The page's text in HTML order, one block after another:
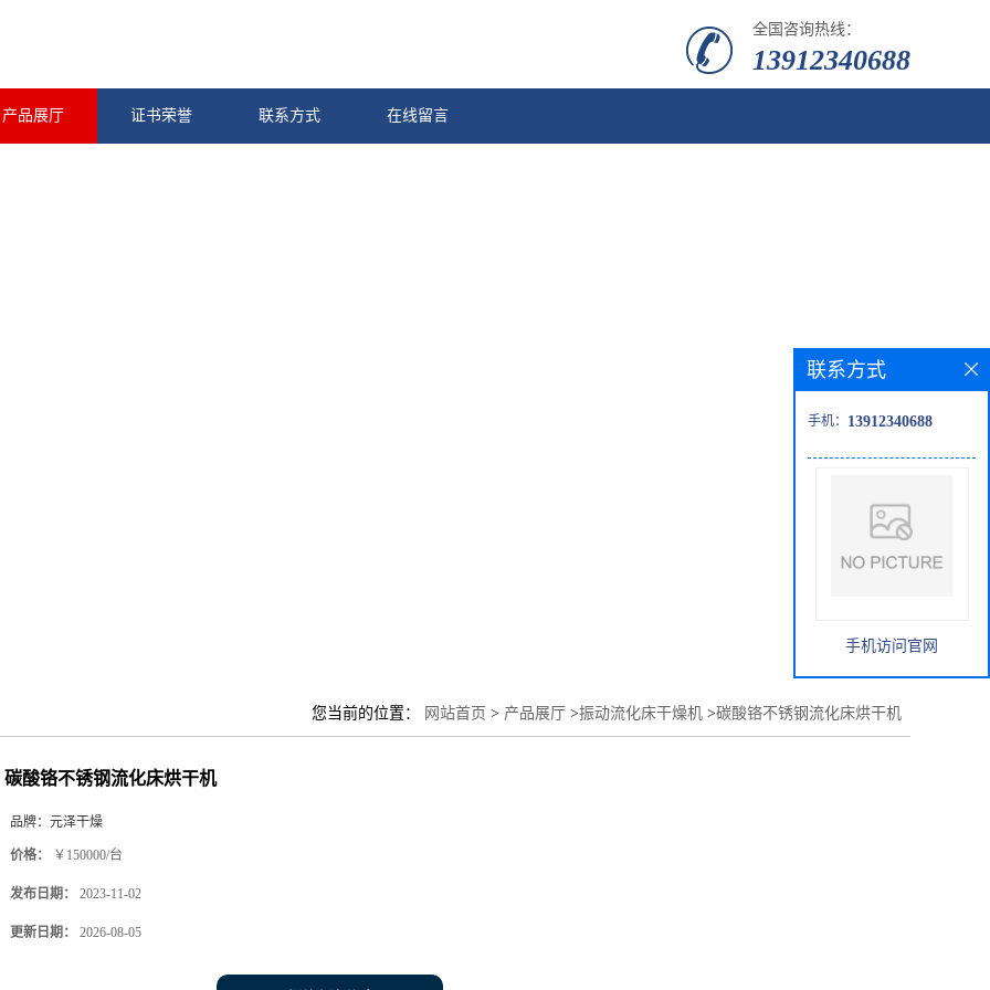
全国咨询热线：
13912340688
产品展厅 证书荣誉 联系方式 在线留言
您当前的位置： 网站首页 > 产品展厅 >振动流化床干燥机 >碳酸铬不锈钢流化床烘干机
碳酸铬不锈钢流化床烘干机
品牌： 元泽干燥
价格： ￥150000/台
发布日期： 2023-11-02
更新日期： 2026-08-05
联系方式
手机： 13912340688
手机访问官网